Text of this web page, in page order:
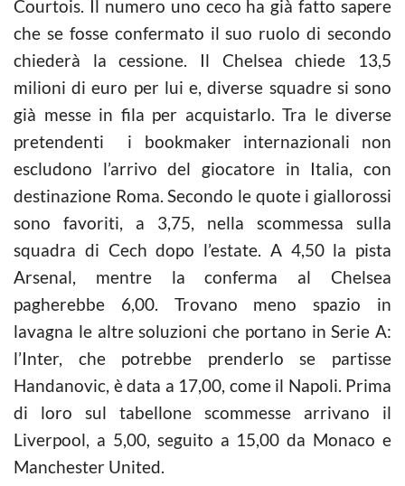
Courtois. Il numero uno ceco ha già fatto sapere
che se fosse confermato il suo ruolo di secondo
chiederà la cessione. Il Chelsea chiede 13,5
milioni di euro per lui e, diverse squadre si sono
già messe in fila per acquistarlo. Tra le diverse
pretendenti i bookmaker internazionali non
escludono l’arrivo del giocatore in Italia, con
destinazione Roma. Secondo le quote i giallorossi
sono favoriti, a 3,75, nella scommessa sulla
squadra di Cech dopo l’estate. A 4,50 la pista
Arsenal, mentre la conferma al Chelsea
pagherebbe 6,00. Trovano meno spazio in
lavagna le altre soluzioni che portano in Serie A:
l’Inter, che potrebbe prenderlo se partisse
Handanovic, è data a 17,00, come il Napoli. Prima
di loro sul tabellone scommesse arrivano il
Liverpool, a 5,00, seguito a 15,00 da Monaco e
Manchester United.